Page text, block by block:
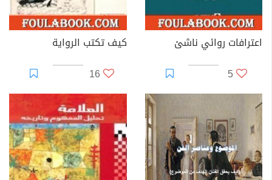
اعترافات روائي ناشئ
5
كيف تكتب الرواية
16